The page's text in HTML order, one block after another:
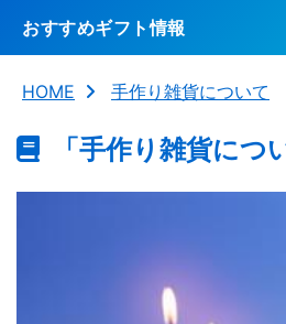
おすすめギフト情報
HOME 手作り雑貨について
「手作り雑貨につ